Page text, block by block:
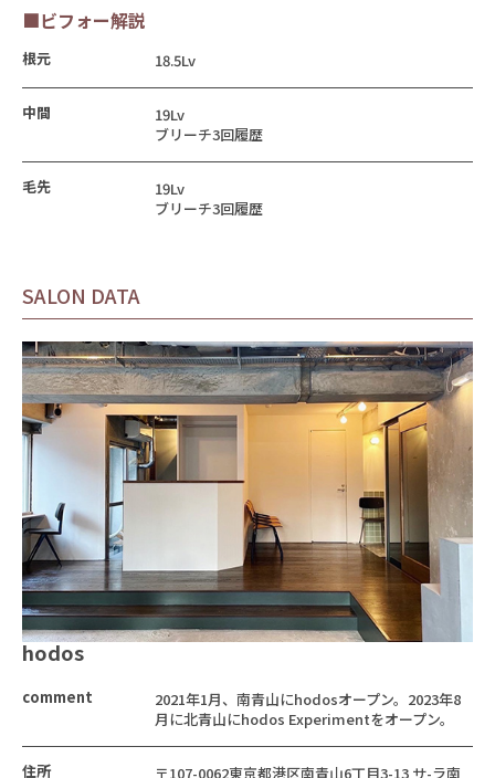
■ビフォー解説
根元 18.5Lv
中間
19Lv
ブリーチ3回履歴
毛先
19Lv
ブリーチ3回履歴
SALON DATA
hodos
comment
2021年1月、南青山にhodosオープン。2023年8
月に北青山にhodos Experimentをオープン。
住所
〒107-0062東京都港区南青山6丁目3-13 サ-ラ南